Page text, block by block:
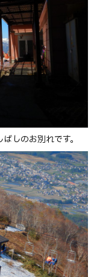
しのお別れです。